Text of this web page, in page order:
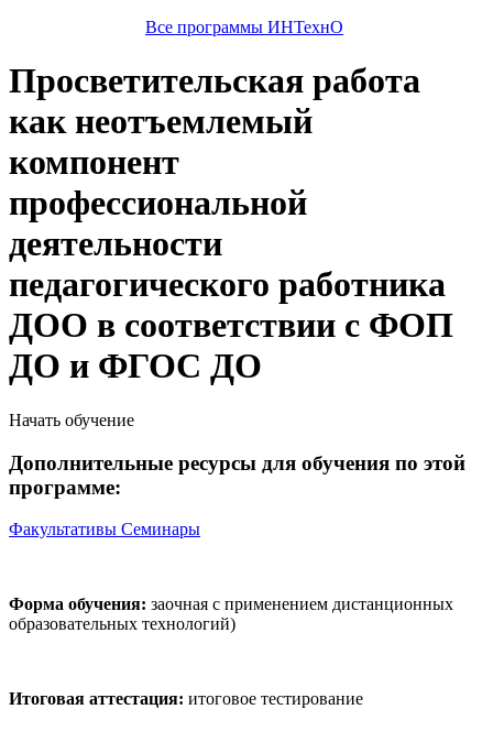
Все программы ИНТехнО
Просветительская работа
как неотъемлемый
компонент
профессиональной
деятельности
педагогического работника
ДОО в соответствии с ФОП
ДО и ФГОС ДО
Начать обучение
Дополнительные ресурсы для обучения по этой
программе:
Факультативы Семинары
Форма обучения: заочная с применением дистанционных
образовательных технологий)
Итоговая аттестация: итоговое тестирование